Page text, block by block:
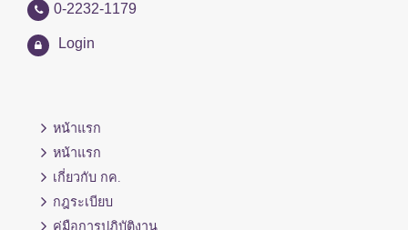
0-2232-1179
Login
หน้าแรก
หน้าแรก
เกี่ยวกับ กค.
กฎระเบียบ
คู่มือการปฏิบัติงาน